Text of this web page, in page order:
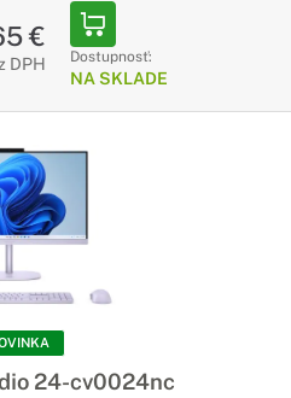
€
DPH Dostupnosť:
NA SKLADE
24-cv0024nc